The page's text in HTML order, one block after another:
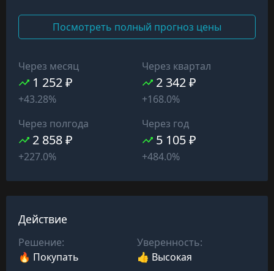
Посмотреть полный прогноз цены
Через месяц
1 252 ₽
+43.28%
Через квартал
2 342 ₽
+168.0%
Через полгода
2 858 ₽
+227.0%
Через год
5 105 ₽
+484.0%
Действие
Решение:
🔥 Покупать
Уверенность:
👍 Высокая